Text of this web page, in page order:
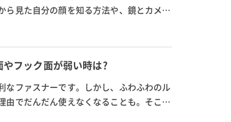
見た自分の顔を知る方法や、鏡とカメラ
フック面が弱い時は?
なファスナーです。しかし、ふわふわのル
由でだんだん使えなくなることも。そこで